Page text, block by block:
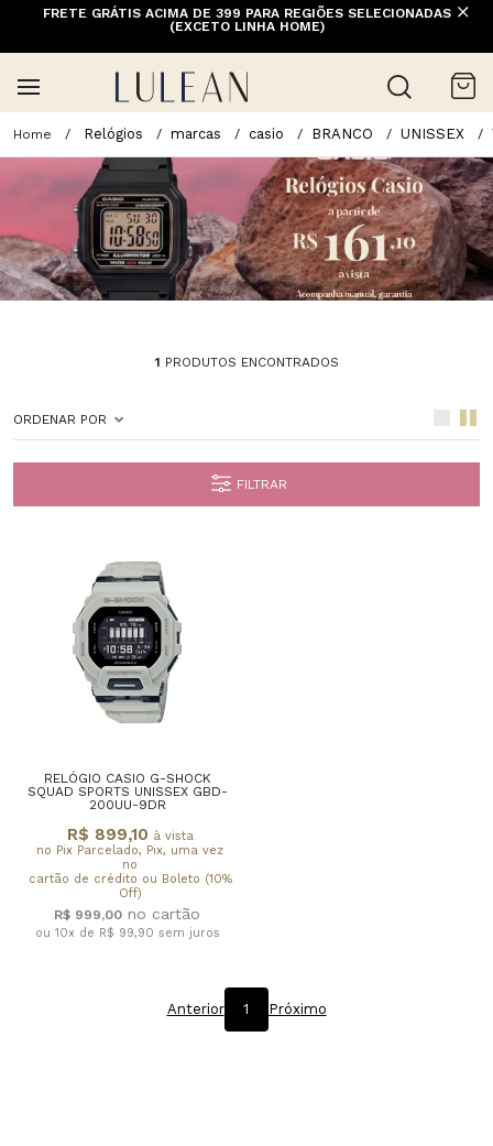
FRETE GRÁTIS ACIMA DE 399 PARA REGIÕES SELECIONADAS
(EXCETO LINHA HOME)
Relógios marcas casio BRANCO UNISSEX
1 PRODUTOS ENCONTRADOS
ORDENAR POR
FILTRAR
RELÓGIO CASIO G-SHOCK
SQUAD SPORTS UNISSEX GBD-
200UU-9DR
R$ 899,10 à vista
no Pix Parcelado, Pix, uma vez
no
cartão de crédito ou Boleto (10%
Off)
R$ 999,00
ou 10x de R$ 99,90 sem juros
Anterior 1 Próximo